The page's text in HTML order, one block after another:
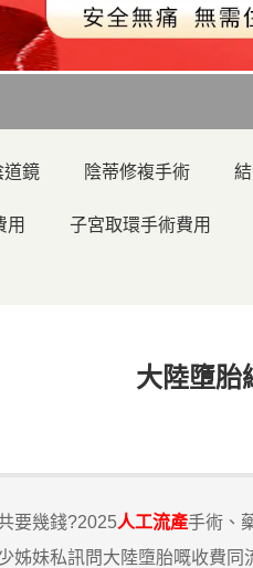
道鏡 陰蒂修複手術
用 子宮取環手術費用
大陸墮胎
要幾錢?2025人工流產手術、
妹私訊問大陸墮胎嘅收費同